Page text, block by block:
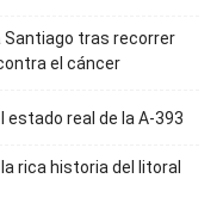
Santiago tras recorrer
el cáncer
real de la A-393
rica historia del litoral